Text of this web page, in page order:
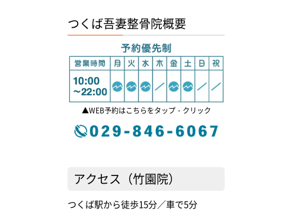
つくば吾妻整骨院概要
▲WEB予約はこちらをタップ・クリック
アクセス（竹園院）
つくば駅から徒歩15分／車で5分